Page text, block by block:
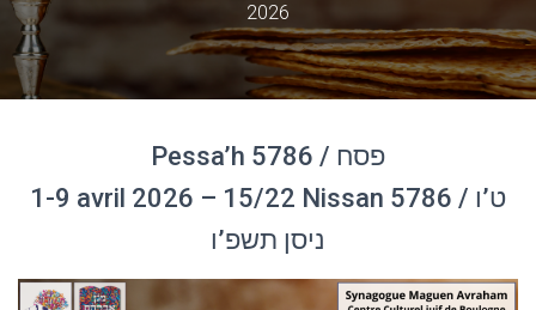
2026
Pessa’h 5786 / פסח
1-9 avril 2026 – 15/22 Nissan 5786 / ט’ו
ניסן תשפ’ו